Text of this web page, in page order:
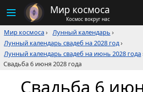
Мир космоса
Космос вокруг нас
Мир космоса› Лунный календарь ›
Лунный календарь свадеб на 2028 год›
Лунный календарь свадеб на июнь 2028 года
Свадьба 6 июня 2028 года
Свадьба 6